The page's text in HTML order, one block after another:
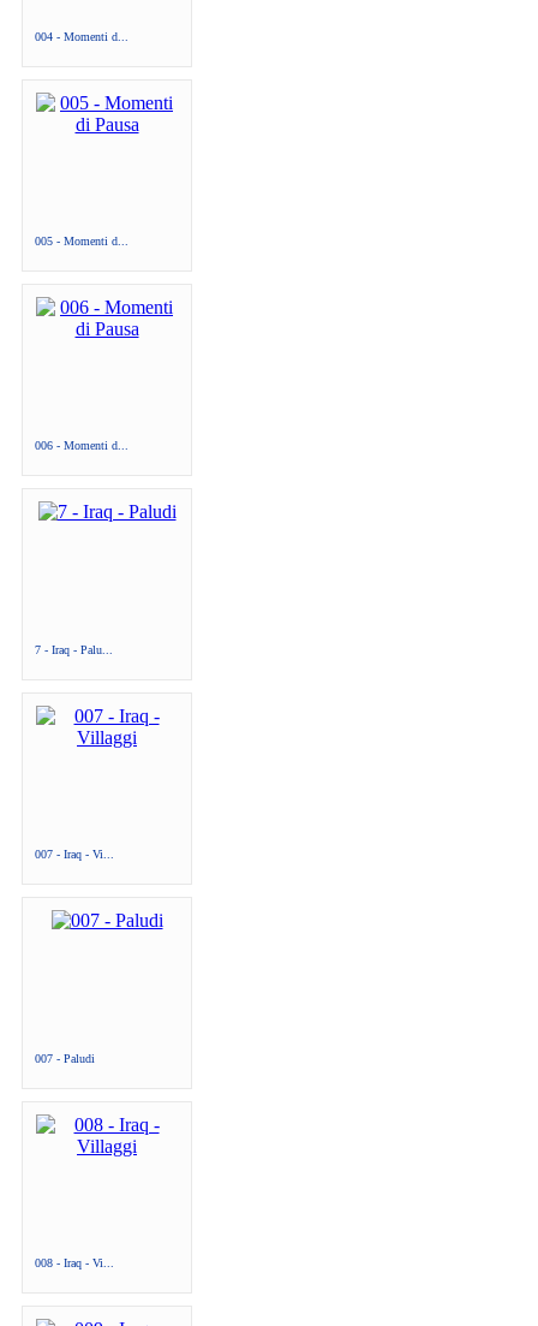
004 - Momenti d...
005 - Momenti d...
006 - Momenti d...
7 - Iraq - Palu...
007 - Iraq - Vi...
007 - Paludi
008 - Iraq - Vi...